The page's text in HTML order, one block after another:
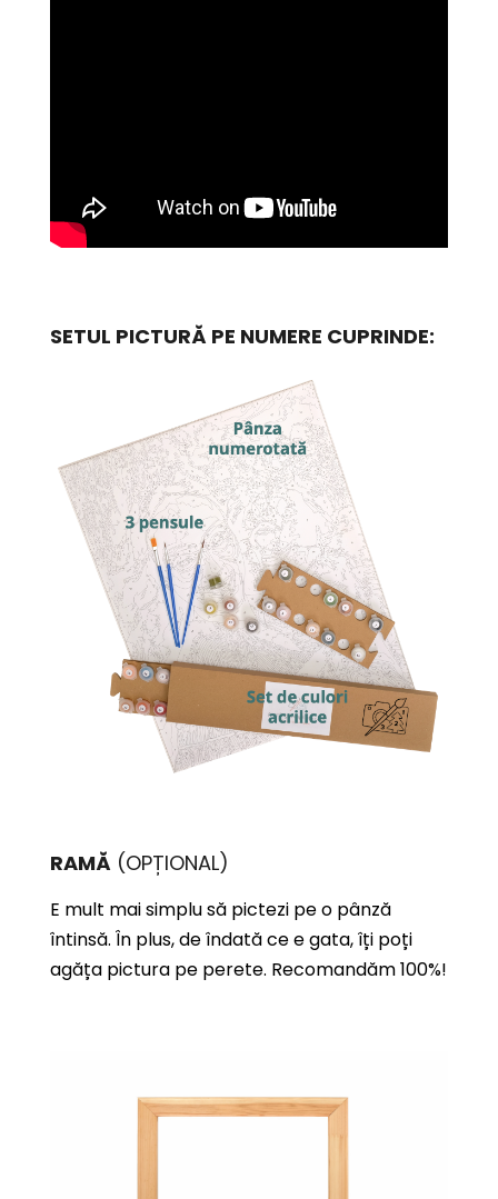
SETUL PICTURĂ PE NUMERE CUPRINDE:
RAMĂ (OPȚIONAL)
E mult mai simplu să pictezi pe o pânză
întinsă. În plus, de îndată ce e gata, îți poți
agăța pictura pe perete. Recomandăm 100%!